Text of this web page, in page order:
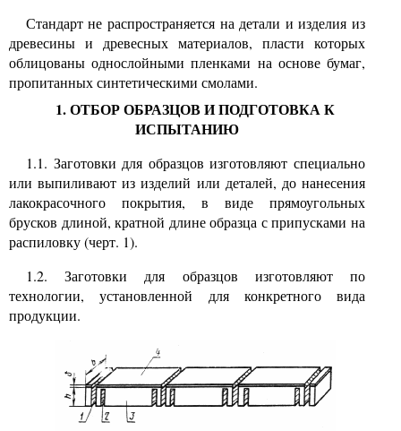
Стандарт не распространяется на детали и изделия из
древесины и древесных материалов, пласти которых
облицованы однослойными пленками на основе бумаг,
пропитанных синтетическими смолами.
1. ОТБОР ОБРАЗЦОВ И ПОДГОТОВКА К
ИСПЫТАНИЮ
1.1. Заготовки для образцов изготовляют специально
или выпиливают из изделий или деталей, до нанесения
лакокрасочного покрытия, в виде прямоугольных
брусков длиной, кратной длине образца с припусками на
распиловку (черт. 1).
1.2. Заготовки для образцов изготовляют по
технологии, установленной для конкретного вида
продукции.